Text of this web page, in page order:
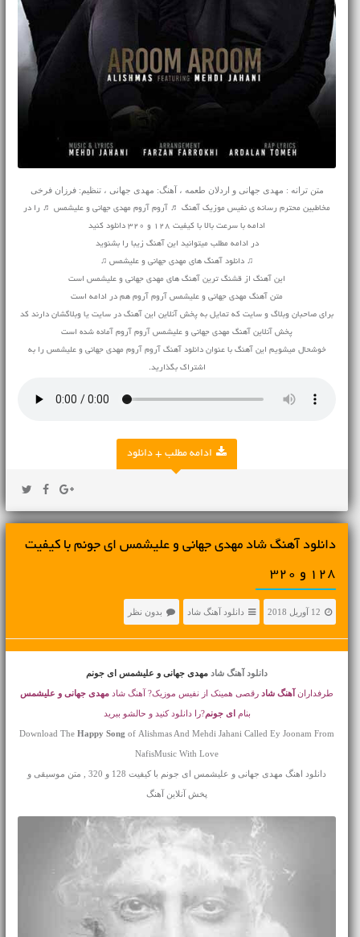
متن ترانه : مهدی جهانی و اردلان طعمه ، آهنگ: مهدی جهانی ، تنظیم: فرزان فرخی
مخاطبین محترم رسانه ی نفیس موزیک آهنگ ♬ آروم آروم مهدی جهانی و علیشمس ♬ را در
ادامه با سرعت بالا با کیفیت 128 و 320 دانلود کنید
در ادامه مطلب میتوانید این آهنگ زیبا را بشنوید
♫ دانلود آهنگ های مهدی جهانی و علیشمس ♫
این آهنگ از قشنگ ترین آهنگ های مهدی جهانی و علیشمس است
متن آهنگ مهدی جهانی و علیشمس آروم آروم هم در ادامه است
برای صاحبان وبلاگ و سایت که تمایل به پخش آنلاین این آهنگ در سایت یا وبلاگشان دارند کد
پخش آنلاین آهنگ مهدی جهانی و علیشمس آروم آروم آماده شده است
خوشحال میشویم این آهنگ با عنوان دانلود آهنگ آروم آروم مهدی جهانی و علیشمس را به
اشتراک بگذارید.
ادامه مطلب + دانلود
دانلود آهنگ شاد مهدی جهانی و علیشمس ای جونم با کیفیت
128 و 320
12 آوریل 2018 دانلود آهنگ شاد بدون نظر
دانلود آهنگ شاد مهدی جهانی و علیشمس ای جونم
طرفداران آهنگ شادرقصی همینک از نفیس موزیک? آهنگ شاد مهدی جهانی و علیشمس
بنام ای جونم?را دانلود کنید و حالشو ببرید
Download TheHappy Song of Alishmas And Mehdi Jahani Called Ey Joonam From
NafisMusic With Love
دانلود اهنگ مهدی جهانی و علیشمس ای جونم با کیفیت 128 و 320 , متن موسیقی و
پخش آنلاین آهنگ